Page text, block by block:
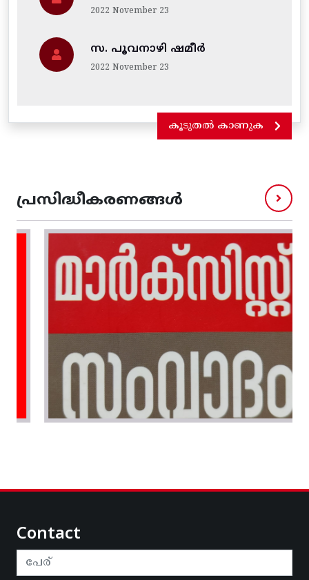
2022 November 23
സ. പൂവനാഴി ഷമീർ
2022 November 23
കൂടുതൽ കാണുക
പ്രസിദ്ധീകരണങ്ങൾ
Contact